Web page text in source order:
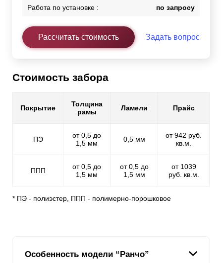
Работа по установке : по запросу
Рассчитать стоимость Задать вопрос
Стоимость забора
Покрытие
Толщина
рамы
Ламели Прайс
ПЭ
от 0,5 до
1,5 мм
0,5 мм
от 942 руб.
кв.м.
ППП
от 0,5 до
1,5 мм
от 0,5 до
1,5 мм
от 1039
руб. кв.м.
* ПЭ - полиэстер, ППП - полимерно-порошковое
Особенность модели “Ранчо”